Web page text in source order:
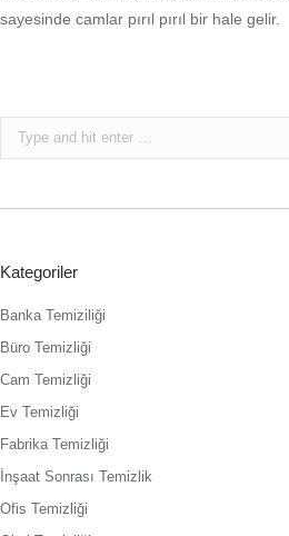
sayesinde camlar pırıl pırıl bir hale gelir.
Search:
Kategoriler
Banka Temiziliği
Büro Temizliği
Cam Temizliği
Ev Temizliği
Fabrika Temizliği
İnşaat Sonrası Temizlik
Ofis Temizliği